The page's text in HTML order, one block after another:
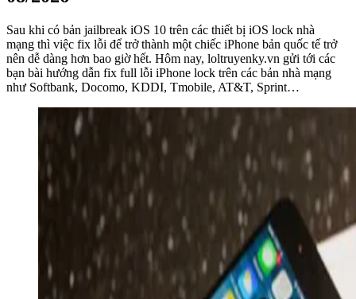
Sau khi có bản jailbreak iOS 10 trên các thiết bị iOS lock nhà
mạng thì việc fix lỗi để trở thành một chiếc iPhone bản quốc tế trở
nên dễ dàng hơn bao giờ hết. Hôm nay, loltruyenky.vn gửi tới các
bạn bài hướng dẫn fix full lỗi iPhone lock trên các bản nhà mạng
như Softbank, Docomo, KDDI, Tmobile, AT&T, Sprint…